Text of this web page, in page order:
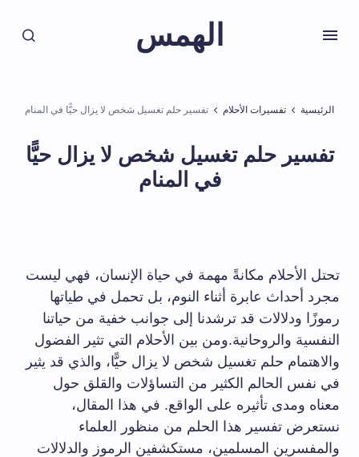
الهمس
الرئيسية تفسيرات الأحلام تفسير حلم تغسيل شخص لا يزال حيًّا في المنام
تفسير حلم تغسيل شخص لا يزال حيًّا
في المنام
تحتل الأحلام مكانةً مهمة في حياة الإنسان، فهي ليست
مجرد أحداث عابرة أثناء النوم، بل تحمل في طياتها
رموزًا ودلالات قد ترشدنا إلى جوانب خفية من حياتنا
النفسية والروحانية.ومن بين الأحلام التي تثير الفضول
والاهتمام حلم تغسيل شخص لا يزال حيًّا، والذي قد يثير
في نفس الحالم الكثير من التساؤلات والقلق حول
معناه ومدى تأثيره على الواقع. في هذا المقال،
نستعرض تفسير هذا الحلم من منظور العلماء
والمفسرين المسلمين، مستكشفين الرموز والدلالات